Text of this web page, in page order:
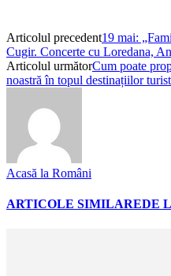
Articolul precedent19 mai:
Cugir. Concerte cu Loredana,
Articolul următorCum poate
noastră în topul destinațiilor
Acasă la Români
ARTICOLE SIMILAREDE